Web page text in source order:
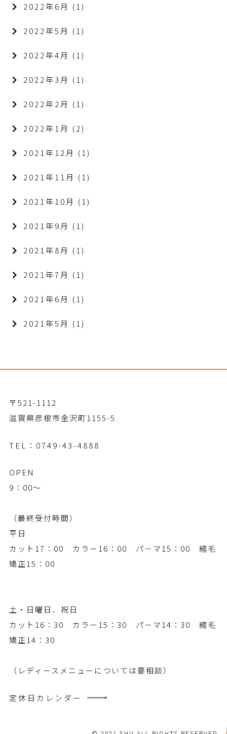
2022年6月 (1)
2022年5月 (1)
2022年4月 (1)
2022年3月 (1)
2022年2月 (1)
2022年1月 (2)
2021年12月 (1)
2021年11月 (1)
2021年10月 (1)
2021年9月 (1)
2021年8月 (1)
2021年7月 (1)
2021年6月 (1)
2021年5月 (1)
〒521-1112
滋賀県彦根市金沢町1155-5
TEL： 0749-43-4888
OPEN
9：00～
（最終受付時間）
平日
カット17：00 カラー16：00 パ－マ15：00 縮毛
矯正15：00
土・日曜日、祝日
カット16：30 カラー15：30 パ－マ14：30 縮毛
矯正14：30
（レディースメニューについては要相談）
定休日カレンダー